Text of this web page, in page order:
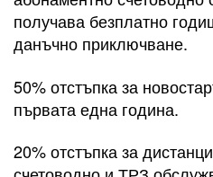
получава безплатно
данъчно приключване.
50% отстъпка за
първата една година.
20% отстъпка за